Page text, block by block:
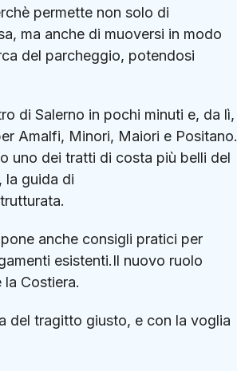
permette non solo di
ma anche di muoversi in modo
del parcheggio, potendosi
di Salerno in pochi minuti e, da lì,
Amalfi, Minori, Maiori e Positano.
uno dei tratti di costa più belli del
la guida di
anche consigli pratici per
esistenti.Il nuovo ruolo
Costiera.
del tragitto giusto, e con la voglia